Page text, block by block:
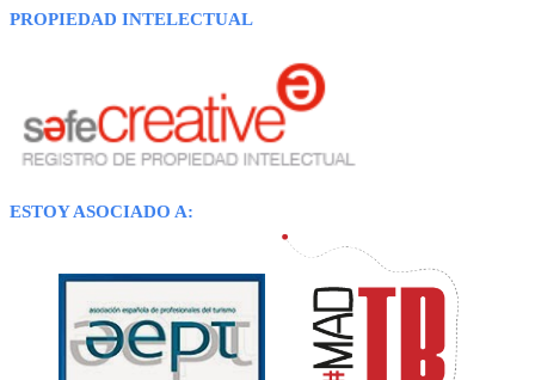
PROPIEDAD INTELECTUAL
ESTOY ASOCIADO A: